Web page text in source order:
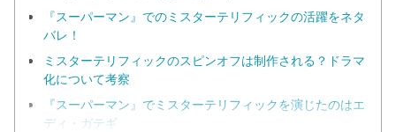
『スーパーマン』でのミスターテリフィックの活躍をネタ
バレ！
ミスターテリフィックのスピンオフは制作される？ドラマ
化について考察
『スーパーマン』でミスターテリフィックを演じたのはエ
ディ・ガテギ